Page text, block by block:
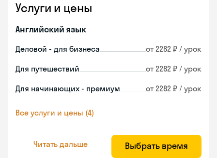
Услуги и цены
Английский язык
Деловой - для бизнеса от 2282 ₽ / урок
Для путешествий от 2282 ₽ / урок
Для начинающих - премиум от 2282 ₽ / урок
Все услуги и цены (4)
Читать дальше Выбрать время